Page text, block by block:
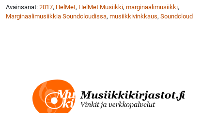
Avainsanat: 2017, HelMet, HelMet Musiikki, marginaalimusiikki,
Marginaalimusiikkia Soundcloudissa, musiikkivinkkaus, Soundcloud